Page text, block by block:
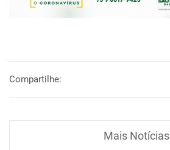
Compartilhe:
Mais Notícias